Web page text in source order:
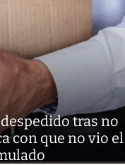
tras no
con que no vio el